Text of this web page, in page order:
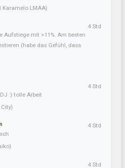
Karamelo LMAA)
Aufstiege mit >11%. Am besten
(habe das Gefühl, dass
4 Std
:) tolle Arbeit
4 Std
4 Std
4 Std